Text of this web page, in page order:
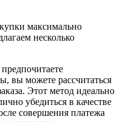
максимально
несколько
вы можете рассчитаться
Этот метод идеально
убедиться в качестве
совершения платежа